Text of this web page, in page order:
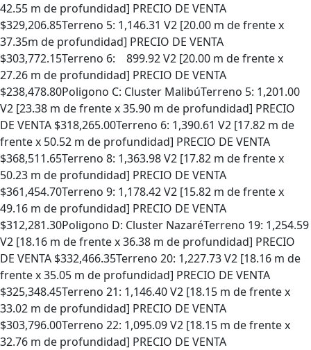
42.55 m de profundidad] PRECIO DE VENTA
$329,206.85Terreno 5: 1,146.31 V2 [20.00 m de frente x
37.35m de profundidad] PRECIO DE VENTA
$303,772.15Terreno 6: 899.92 V2 [20.00 m de frente x
27.26 m de profundidad] PRECIO DE VENTA
$238,478.80Poligono C: Cluster MalibúTerreno 5: 1,201.00
V2 [23.38 m de frente x 35.90 m de profundidad] PRECIO
DE VENTA $318,265.00Terreno 6: 1,390.61 V2 [17.82 m de
frente x 50.52 m de profundidad] PRECIO DE VENTA
$368,511.65Terreno 8: 1,363.98 V2 [17.82 m de frente x
50.23 m de profundidad] PRECIO DE VENTA
$361,454.70Terreno 9: 1,178.42 V2 [15.82 m de frente x
49.16 m de profundidad] PRECIO DE VENTA
$312,281.30Poligono D: Cluster NazaréTerreno 19: 1,254.59
V2 [18.16 m de frente x 36.38 m de profundidad] PRECIO
DE VENTA $332,466.35Terreno 20: 1,227.73 V2 [18.16 m de
frente x 35.05 m de profundidad] PRECIO DE VENTA
$325,348.45Terreno 21: 1,146.40 V2 [18.15 m de frente x
33.02 m de profundidad] PRECIO DE VENTA
$303,796.00Terreno 22: 1,095.09 V2 [18.15 m de frente x
32.76 m de profundidad] PRECIO DE VENTA